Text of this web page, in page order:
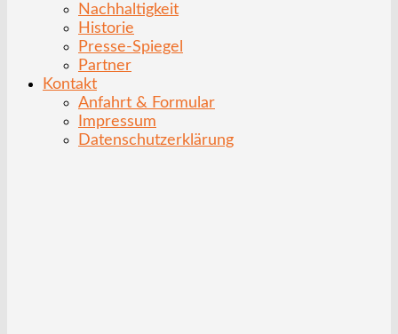
Nachhaltigkeit
Historie
Presse-Spiegel
Partner
Kontakt
Anfahrt & Formular
Impressum
Datenschutzerklärung